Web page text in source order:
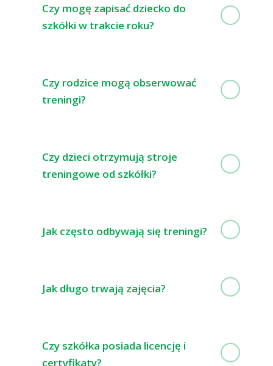
Czy mogę zapisać dziecko do
szkółki w trakcie roku?
Czy rodzice mogą obserwować
treningi?
Czy dzieci otrzymują stroje
treningowe od szkółki?
Jak często odbywają się treningi?
Jak długo trwają zajęcia?
Czy szkółka posiada licencję i
certyfikaty?